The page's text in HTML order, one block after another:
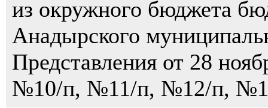
из окружного бюджета
Анадырского
Представления от 28
№10/п, №11/п, №12/п,